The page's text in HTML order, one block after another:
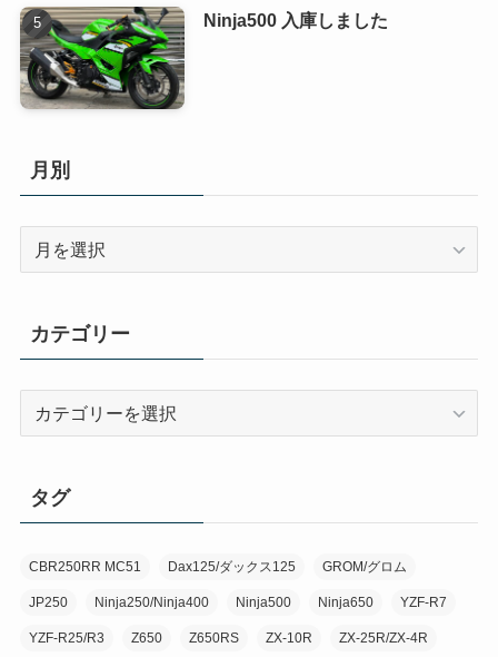
Ninja500 入庫しました
月別
カテゴリー
ー
タグ
CBR250RR MC51 Dax125/ダックス125 GROM/グロム
JP250 Ninja250/Ninja400 Ninja500 Ninja650 YZF-R7
YZF-R25/R3 Z650 Z650RS ZX-10R ZX-25R/ZX-4R